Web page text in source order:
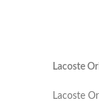
Lacoste
Lacoste